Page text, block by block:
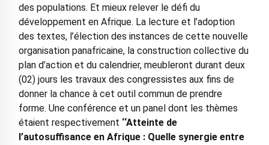
des populations. Et mieux relever le défi du
développement en Afrique. La lecture et l’adoption
des textes, l’élection des instances de cette nouvelle
organisation panafricaine, la construction collective du
plan d’action et du calendrier, meubleront durant deux
(02) jours les travaux des congressistes aux fins de
donner la chance à cet outil commun de prendre
forme. Une conférence et un panel dont les thèmes
étaient respectivement ‘‘Atteinte de
l’autosuffisance en Afrique : Quelle synergie entre